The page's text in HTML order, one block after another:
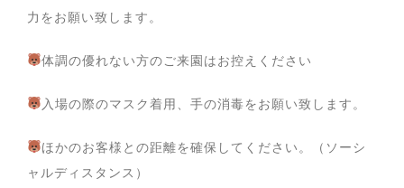
力をお願い致します。
体調の優れない方のご来園はお控えください
入場の際のマスク着用、手の消毒をお願い致します。
ほかのお客様との距離を確保してください。（ソーシ
ャルディスタンス）